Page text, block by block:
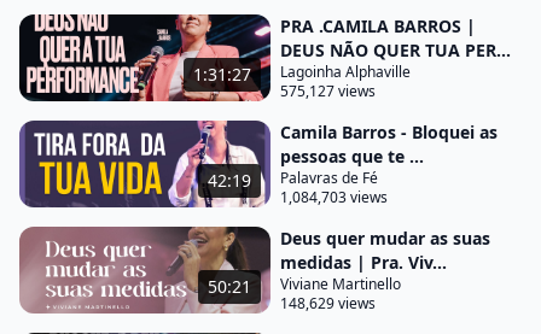
normalmente o nosso tempo ligado à nossa
necessidade de querer que Deus faça algo Agora
nem sempre caminha de acordo com a vontade do
faça até porque na maioria das vezes queremos
que Deus aja por necessidade e necessidade não é
a prioridade que move a mão de Deus ao nosso
favor e
infelizmente a gente tem um pouco de dificuldade
com isso porque fomos criados de certa maneira e
1:31:27
PRA .CAMILA BARROS |
DEUS NÃO QUER TUA PER...
Lagoinha Alphaville
575,127 views
42:19
Camila Barros - Bloquei as
pessoas que te ...
Palavras de Fé
1,084,703 views
50:21
Deus quer mudar as suas
medidas | Pra. Viv...
Viviane Martinello
148,629 views